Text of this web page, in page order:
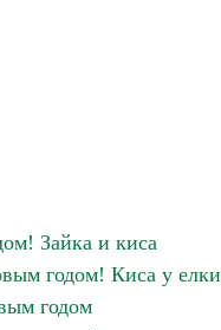
Зайка и киса
годом! Киса у елки
годом